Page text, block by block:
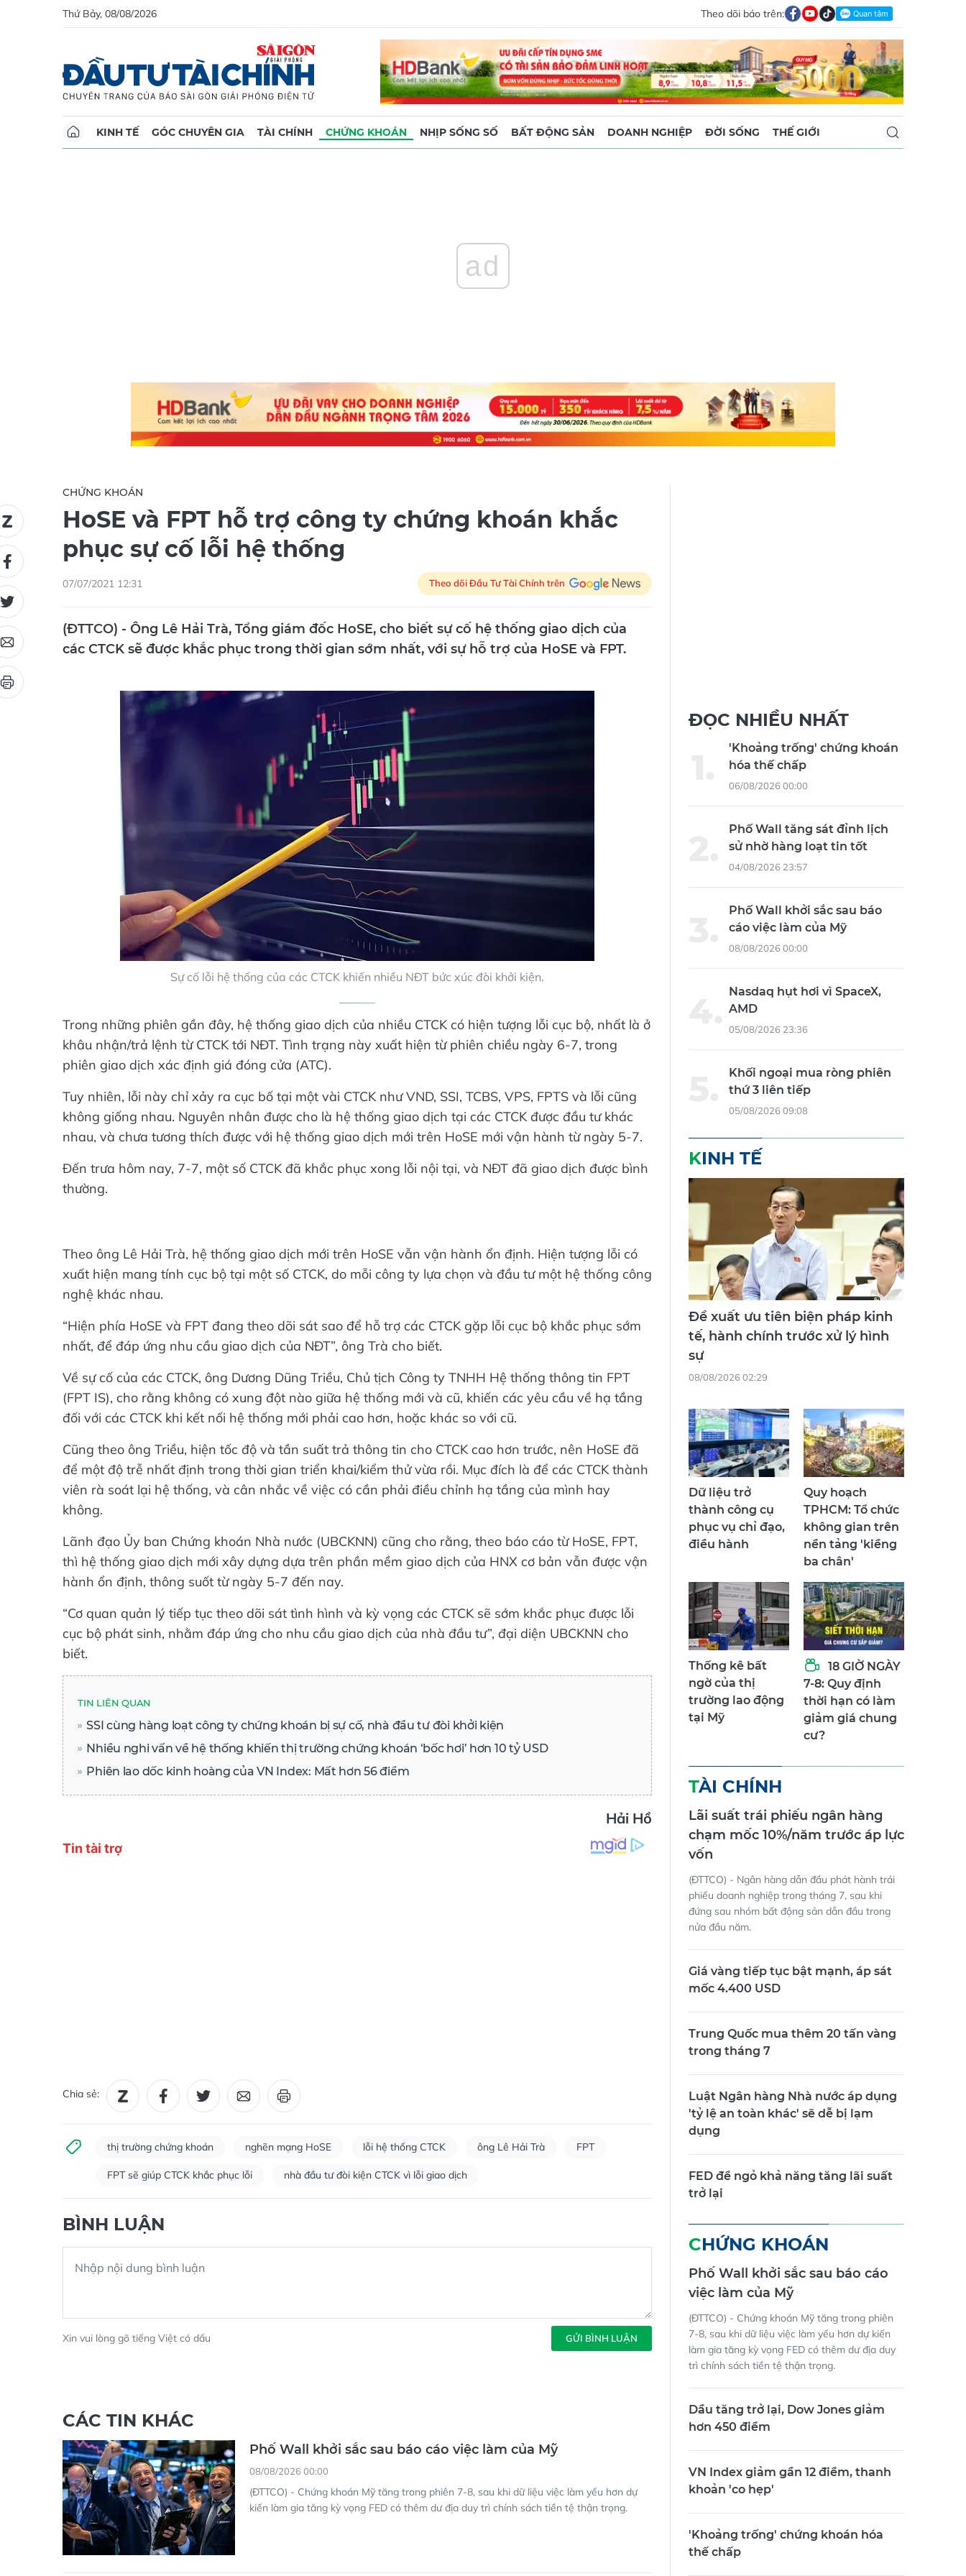
Thứ Bảy, 08/08/2026 Theo dõi báo trên:
KINH TẾ GÓC CHUYÊN GIA TÀI CHÍNH CHỨNG KHOÁN NHỊP SỐNG SỐ BẤT ĐỘNG SẢN DOANH NGHIỆP ĐỜI SỐNG THẾ GIỚI
ad
CHỨNG KHOÁN
HoSE và FPT hỗ trợ công ty chứng khoán khắc
phục sự cố lỗi hệ thống
07/07/2021 12:31 Theo dõi Đầu Tư Tài Chính trên
(ĐTTCO) - Ông Lê Hải Trà, Tổng giám đốc HoSE, cho biết sự cố hệ thống giao dịch của
các CTCK sẽ được khắc phục trong thời gian sớm nhất, với sự hỗ trợ của HoSE và FPT.
Sự cố lỗi hệ thống của các CTCK khiến nhiều NĐT bức xúc đòi khởi kiện.
Trong những phiên gần đây, hệ thống giao dịch của nhiều CTCK có hiện tượng lỗi cục bộ, nhất là ở
khâu nhận/trả lệnh từ CTCK tới NĐT. Tình trạng này xuất hiện từ phiên chiều ngày 6-7, trong
phiên giao dịch xác định giá đóng cửa (ATC).
Tuy nhiên, lỗi này chỉ xảy ra cục bố tại một vài CTCK như VND, SSI, TCBS, VPS, FPTS và lỗi cũng
không giống nhau. Nguyên nhân được cho là hệ thống giao dịch tại các CTCK được đầu tư khác
nhau, và chưa tương thích được với hệ thống giao dịch mới trên HoSE mới vận hành từ ngày 5-7.
Đến trưa hôm nay, 7-7, một số CTCK đã khắc phục xong lỗi nội tại, và NĐT đã giao dịch được bình
thường.
Theo ông Lê Hải Trà, hệ thống giao dịch mới trên HoSE vẫn vận hành ổn định. Hiện tượng lỗi có
xuất hiện mang tính cục bộ tại một số CTCK, do mỗi công ty lựa chọn và đầu tư một hệ thống công
nghệ khác nhau.
“Hiện phía HoSE và FPT đang theo dõi sát sao để hỗ trợ các CTCK gặp lỗi cục bộ khắc phục sớm
nhất, để đáp ứng nhu cầu giao dịch của NĐT”, ông Trà cho biết.
Về sự cố của các CTCK, ông Dương Dũng Triều, Chủ tịch Công ty TNHH Hệ thống thông tin FPT
(FPT IS), cho rằng không có xung đột nào giữa hệ thống mới và cũ, khiến các yêu cầu về hạ tầng
đối với các CTCK khi kết nối hệ thống mới phải cao hơn, hoặc khác so với cũ.
Cũng theo ông Triều, hiện tốc độ và tần suất trả thông tin cho CTCK cao hơn trước, nên HoSE đã
để một độ trễ nhất định trong thời gian triển khai/kiểm thử vừa rồi. Mục đích là để các CTCK thành
viên rà soát lại hệ thống, và cân nhắc về việc có cần phải điều chỉnh hạ tầng của mình hay
không.
Lãnh đạo Ủy ban Chứng khoán Nhà nước (UBCKNN) cũng cho rằng, theo báo cáo từ HoSE, FPT,
thì hệ thống giao dịch mới xây dựng dựa trên phần mềm giao dịch của HNX cơ bản vẫn được vận
hành ổn định, thông suốt từ ngày 5-7 đến nay.
“Cơ quan quản lý tiếp tục theo dõi sát tình hình và kỳ vọng các CTCK sẽ sớm khắc phục được lỗi
cục bộ phát sinh, nhằm đáp ứng cho nhu cầu giao dịch của nhà đầu tư”, đại diện UBCKNN cho
biết.
TIN LIÊN QUAN
SSI cùng hàng loạt công ty chứng khoán bị sự cố, nhà đầu tư đòi khởi kiện
Nhiều nghi vấn về hệ thống khiến thị trường chứng khoán ‘bốc hơi’ hơn 10 tỷ USD
Phiên lao dốc kinh hoàng của VN Index: Mất hơn 56 điểm
Hải Hồ
Chia sẻ:
thị trường chứng khoán nghẽn mạng HoSE lỗi hệ thống CTCK ông Lê Hải Trà FPT
FPT sẽ giúp CTCK khắc phục lỗi nhà đầu tư đòi kiện CTCK vì lỗi giao dịch
BÌNH LUẬN
Xin vui lòng gõ tiếng Việt có dấu GỬI BÌNH LUẬN
CÁC TIN KHÁC
Phố Wall khởi sắc sau báo cáo việc làm của Mỹ
08/08/2026 00:00
(ĐTTCO) - Chứng khoán Mỹ tăng trong phiên 7-8, sau khi dữ liệu việc làm yếu hơn dự
kiến làm gia tăng kỳ vọng FED có thêm dư địa duy trì chính sách tiền tệ thận trọng.
ĐỌC NHIỀU NHẤT
'Khoảng trống' chứng khoán
hóa thế chấp
06/08/2026 00:00
Phố Wall tăng sát đỉnh lịch
sử nhờ hàng loạt tin tốt
04/08/2026 23:57
Phố Wall khởi sắc sau báo
cáo việc làm của Mỹ
08/08/2026 00:00
Nasdaq hụt hơi vì SpaceX,
AMD
05/08/2026 23:36
Khối ngoại mua ròng phiên
thứ 3 liên tiếp
05/08/2026 09:08
KINH TẾ
Đề xuất ưu tiên biện pháp kinh
tế, hành chính trước xử lý hình
sự
08/08/2026 02:29
Dữ liệu trở
thành công cụ
phục vụ chỉ đạo,
điều hành
Quy hoạch
TPHCM: Tổ chức
không gian trên
nền tảng 'kiềng
ba chân'
Thống kê bất
ngờ của thị
trường lao động
tại Mỹ
18 GIỜ NGÀY
7-8: Quy định
thời hạn có làm
giảm giá chung
cư?
TÀI CHÍNH
Lãi suất trái phiếu ngân hàng
chạm mốc 10%/năm trước áp lực
vốn
(ĐTTCO) - Ngân hàng dẫn đầu phát hành trái
phiếu doanh nghiệp trong tháng 7, sau khi
đứng sau nhóm bất động sản dẫn đầu trong
nửa đầu năm.
Giá vàng tiếp tục bật mạnh, áp sát
mốc 4.400 USD
Trung Quốc mua thêm 20 tấn vàng
trong tháng 7
Luật Ngân hàng Nhà nước áp dụng
'tỷ lệ an toàn khác' sẽ dễ bị lạm
dụng
FED để ngỏ khả năng tăng lãi suất
trở lại
CHỨNG KHOÁN
Phố Wall khởi sắc sau báo cáo
việc làm của Mỹ
(ĐTTCO) - Chứng khoán Mỹ tăng trong phiên
7-8, sau khi dữ liệu việc làm yếu hơn dự kiến
làm gia tăng kỳ vọng FED có thêm dư địa duy
trì chính sách tiền tệ thận trọng.
Dầu tăng trở lại, Dow Jones giảm
hơn 450 điểm
VN Index giảm gần 12 điểm, thanh
khoản 'co hẹp'
'Khoảng trống' chứng khoán hóa
thế chấp